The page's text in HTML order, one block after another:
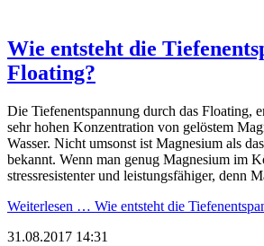
Wie entsteht die
Floating?
Die Tiefenentspannung durch das Floating,
sehr hohen Konzentration von gelöstem
Wasser. Nicht umsonst ist Magnesium als
bekannt. Wenn man genug Magnesium im
stressresistenter und leistungsfähiger, denn
Weiterlesen … Wie entsteht die
31.08.2017 14:31